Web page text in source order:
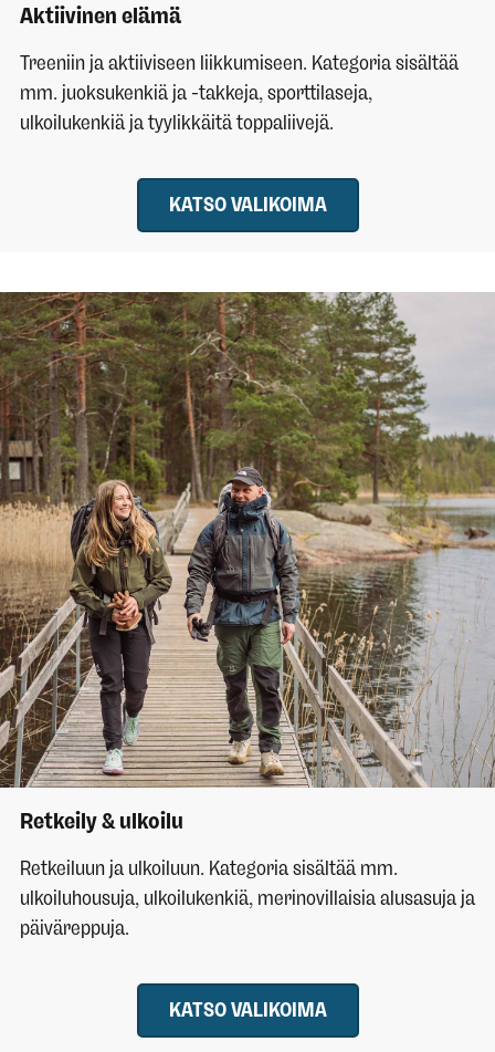
Aktiivinen elämä
Treeniin ja aktiiviseen liikkumiseen. Kategoria sisältää
mm. juoksukenkiä ja -takkeja, sporttilaseja,
ulkoilukenkiä ja tyylikkäitä toppaliivejä.
KATSO VALIKOIMA
Retkeily & ulkoilu
Retkeiluun ja ulkoiluun. Kategoria sisältää mm.
ulkoiluhousuja, ulkoilukenkiä, merinovillaisia alusasuja ja
päiväreppuja.
KATSO VALIKOIMA